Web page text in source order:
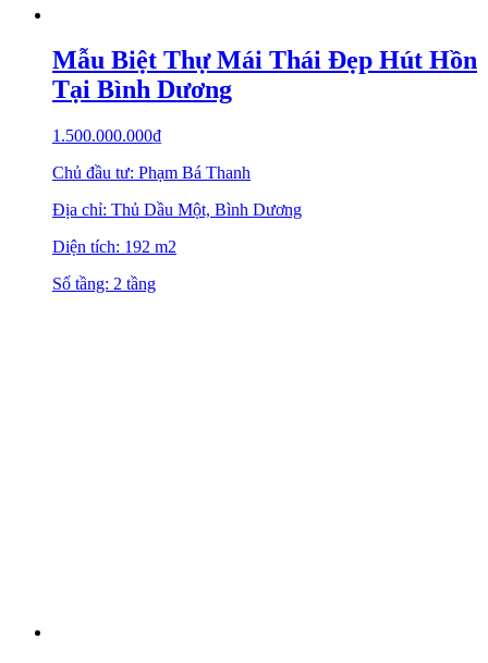
Mẫu Biệt Thự Mái Thái Đẹp Hút Hồn
Tại Bình Dương
1.500.000.000₫
Chủ đầu tư: Phạm Bá Thanh
Địa chỉ: Thủ Dầu Một, Bình Dương
Diện tích: 192 m2
Số tầng: 2 tầng